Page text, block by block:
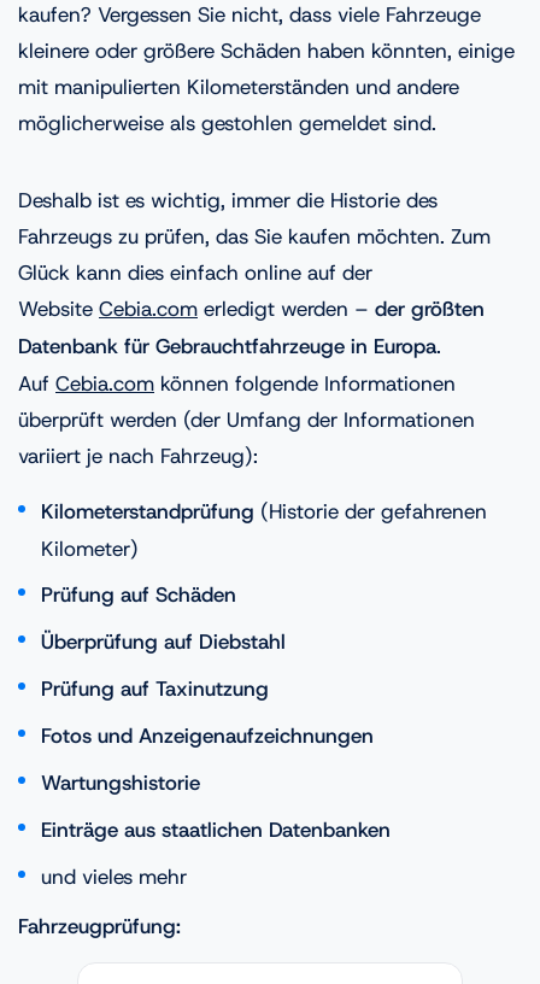
kaufen? Vergessen Sie nicht, dass viele Fahrzeuge
kleinere oder größere Schäden haben könnten, einige
mit manipulierten Kilometerständen und andere
möglicherweise als gestohlen gemeldet sind.
Deshalb ist es wichtig, immer die Historie des
Fahrzeugs zu prüfen, das Sie kaufen möchten. Zum
Glück kann dies einfach online auf der
Website Cebia.com erledigt werden – der größten
Datenbank für Gebrauchtfahrzeuge in Europa.
Auf Cebia.com können folgende Informationen
überprüft werden (der Umfang der Informationen
variiert je nach Fahrzeug):
Kilometerstandprüfung (Historie der gefahrenen
Kilometer)
Prüfung auf Schäden
Überprüfung auf Diebstahl
Prüfung auf Taxinutzung
Fotos und Anzeigenaufzeichnungen
Wartungshistorie
Einträge aus staatlichen Datenbanken
und vieles mehr
Fahrzeugprüfung: